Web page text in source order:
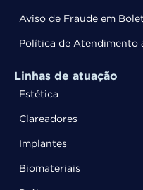
Aviso de Fraude em
Política de Atendimento
Linhas de atuação
Estética
Clareadores
Implantes
Biomateriais